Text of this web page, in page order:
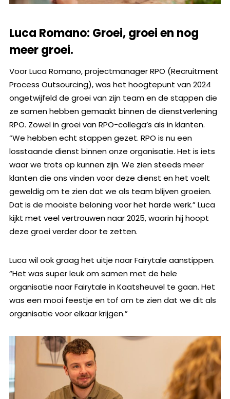
Luca Romano: Groei, groei en nog
meer groei.
Voor Luca Romano, projectmanager RPO (Recruitment
Process Outsourcing), was het hoogtepunt van 2024
ongetwijfeld de groei van zijn team en de stappen die
ze samen hebben gemaakt binnen de dienstverlening
RPO. Zowel in groei van RPO-collega’s als in klanten.
“We hebben echt stappen gezet. RPO is nu een
losstaande dienst binnen onze organisatie. Het is iets
waar we trots op kunnen zijn. We zien steeds meer
klanten die ons vinden voor deze dienst en het voelt
geweldig om te zien dat we als team blijven groeien.
Dat is de mooiste beloning voor het harde werk.” Luca
kijkt met veel vertrouwen naar 2025, waarin hij hoopt
deze groei verder door te zetten.
Luca wil ook graag het uitje naar Fairytale aanstippen.
“Het was super leuk om samen met de hele
organisatie naar Fairytale in Kaatsheuvel te gaan. Het
was een mooi feestje en tof om te zien dat we dit als
organisatie voor elkaar krijgen.”